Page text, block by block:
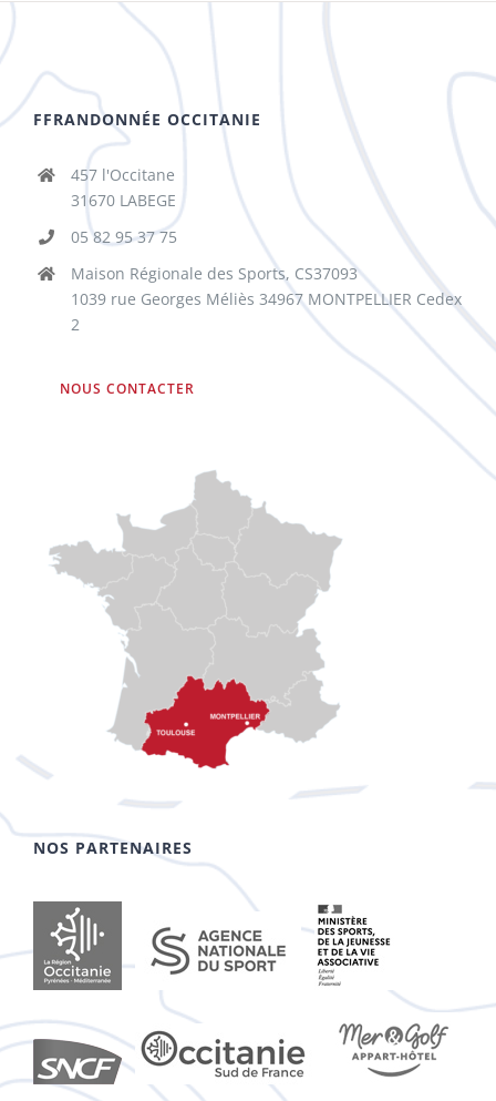
FFRANDONNÉE OCCITANIE
457 l'Occitane
31670 LABEGE
05 82 95 37 75
Maison Régionale des Sports, CS37093
1039 rue Georges Méliès 34967 MONTPELLIER Cedex
2
NOUS CONTACTER
NOS PARTENAIRES